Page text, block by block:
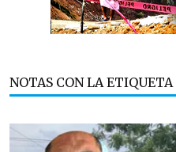
NOTAS CON LA ETIQUETA